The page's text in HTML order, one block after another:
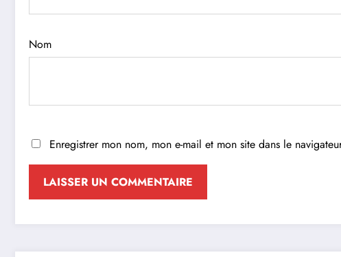
Nom
Enregistrer mon nom, mon e-mail et mon site dans le